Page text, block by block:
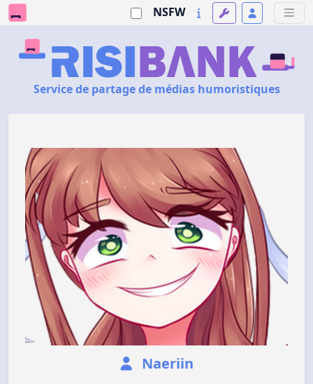
NSFW
Service de partage de médias humoristiques
Naeriin